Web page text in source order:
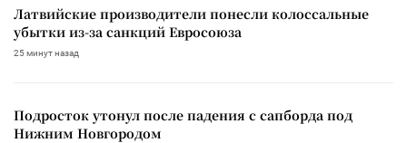
Латвийские производители понесли колоссальные
убытки из-за санкций Евросоюза
25 минут назад
Подросток утонул после падения с сапборда под
Нижним Новгородом